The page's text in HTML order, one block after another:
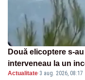
Două elicoptere s-
interveneau la un
Actualitate·3 aug. 2026, 08:17